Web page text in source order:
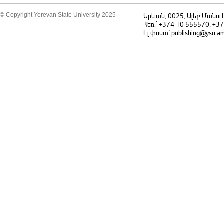
© Copyright Yerevan State University 2025
Երևան, 0025, Ալեք
Հեռ.` +374 10 555570,
Էլ.փոստ`